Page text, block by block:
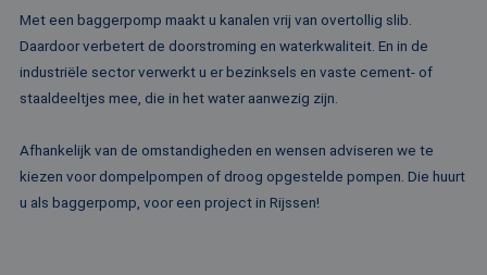
Met een baggerpomp maakt u kanalen vrij van overtollig slib.
Daardoor verbetert de doorstroming en waterkwaliteit. En in de
industriële sector verwerkt u er bezinksels en vaste cement- of
staaldeeltjes mee, die in het water aanwezig zijn.
Afhankelijk van de omstandigheden en wensen adviseren we te
kiezen voor dompelpompen of droog opgestelde pompen. Die huurt
u als baggerpomp, voor een project in Rijssen!